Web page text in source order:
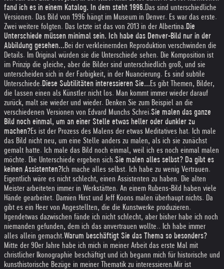
fand ich es in einem Katalog. In dem steht 1996. Das sind unterschiedliche
Versionen. Das Bild von 1996 hängt im Museum in Denver. Es war das erste.
Zwei weitere folgten. Das letzte ist das von 2013 in der Albertina.Die
Unterschiede müssen minimal sein. Ich habe das Denver-Bild nur in der
Abbildung gesehen...Bei der verkleinernden Reproduktion verschwinden die
Details. Im Original würden sie die Unterschiede sehen. Die Komposition ist
im Prinzip die gleiche, aber die Bilder sind unterschiedlich groß, und sie
unterscheiden sich in der Farbigkeit, in der Nuancierung. Es sind subtile
Unterschiede.Diese Subtilitäten interessieren Sie...Es gibt Themen, Bilder,
die lassen einen als Künstler nicht los. Man kommt immer wieder darauf
zurück, malt sie wieder und wieder. Denken Sie zum Beispiel an die
verschiedenen Versionen von Edvard Munchs Schrei.Sie malen das ganze
Bild noch einmal, um an einer Stelle etwas heller oder dunkler zu
machen?Es ist der Prozess des Malens der etwas Meditatives hat. Ich male
das Bild nicht neu, um eine Stelle anders zu malen, als ich sie zunächst
gemalt hatte. Ich male das Bild noch einmal, weil ich es noch einmal malen
möchte. Die Unterschiede ergeben sich.Sie malen alles selbst? Da gibt es
keinen Assistenten?Ich mache alles selbst. Ich habe zu wenig Vertrauen.
Eigentlich wäre es nicht schlecht, einen Assistenten zu haben. Die alten
Meister arbeiteten immer in Werkstätten. An einem Rubens-Bild haben viele
Hände gearbeitet. Damien Hirst und Jeff Koons malen überhaupt nichts. Da
gibt es ein Heer von Angestellten, die die Kunstwerke produzieren.
Irgendetwas dazwischen fände ich nicht schlecht, aber bisher habe ich noch
niemanden gefunden, dem ich das anvertrauen wollte.. Ich habe immer
alles allein gemacht.Warum beschäftigt Sie das Thema so besonders?
Mitte der 90er Jahre habe ich mich in meiner Arbeit das erste Mal mit
christlicher Ikonographie beschäftigt und ich begann mich für historische und
kunsthistorische Bezüge in meiner Thematik zu interessieren.Mir ist